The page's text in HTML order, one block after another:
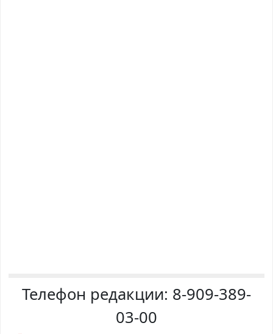
Телефон редакции: 8-909-389-
03-00